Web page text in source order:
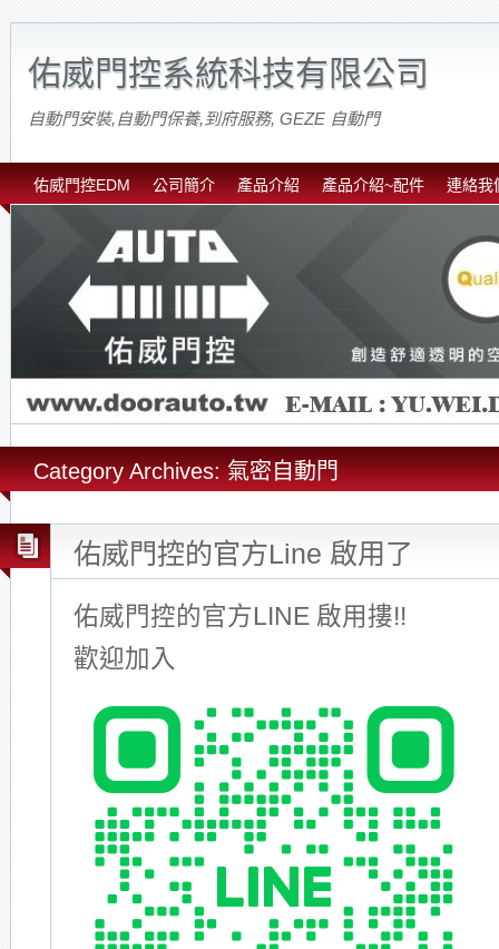
佑威門控系統科技有限公司
自動門安裝,自動門保養,到府服務, GEZE 自動門
佑威門控EDM 公司簡介 產品介紹 產品介紹~配件 連絡我
Category Archives: 氣密自動門
佑威門控的官方Line 啟用了
佑威門控的官方LINE 啟用摟!!
歡迎加入